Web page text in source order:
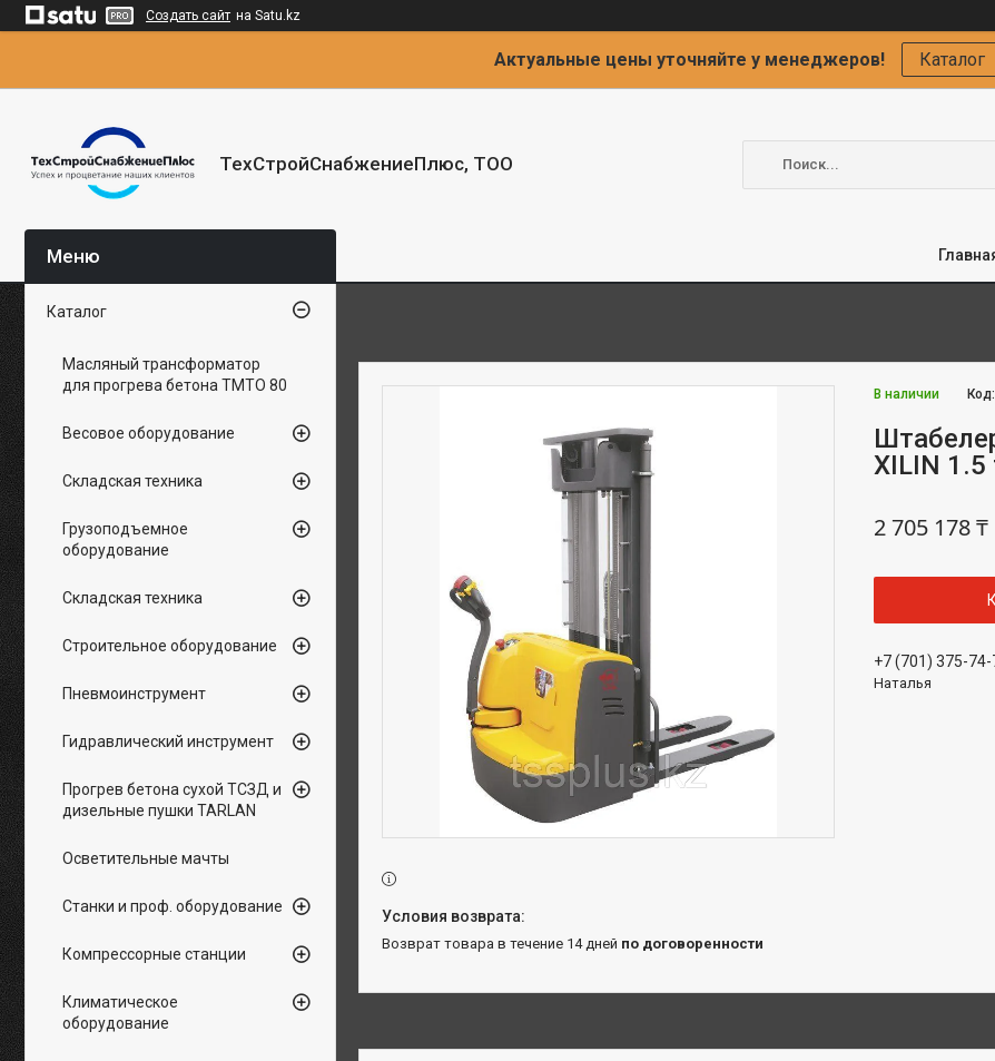
Создать сайт на Satu.kz
Актуальные цены уточняйте у менеджеров! Каталог
ТехСтройСнабжениеПлюс, ТОО
В наличии
XILIN 1.5
2 705 178 ₸
+7 (701) 375-74-
Наталья
возврат товара в течение 14 дней по договоренности
Каталог
Масляный трансформатор
для прогрева бетона ТМТО 80
Весовое оборудование
Складская техника
Грузоподъемное
оборудование
Складская техника
Строительное оборудование
Пневмоинструмент
Гидравлический инструмент
Прогрев бетона сухой ТСЗД и
дизельные пушки TARLAN
Осветительные мачты
Станки и проф. оборудование
Компрессорные станции
Климатическое
оборудование